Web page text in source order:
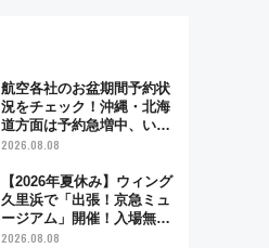
航空各社のお盆期間予約状
況をチェック！沖縄・北海
道方面は予約急増中、いま
から狙うべき日は？
2026.08.08
【2026年夏休み】ウィング
久里浜で「出張！京急ミュ
ージアム」開催！入場無料
でスタンプラリーや子ども
2026.08.08